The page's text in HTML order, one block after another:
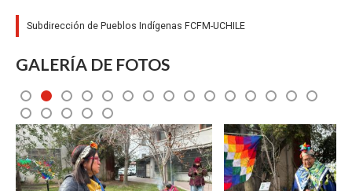
Subdirección de Pueblos Indígenas FCFM-UCHILE
GALERÍA DE FOTOS
Zoom Zoom
5 6 7 8 9 10 11 12 13 14
15
20